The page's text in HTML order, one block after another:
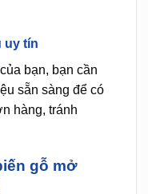
uy tín
bạn, bạn cần
sẵn sàng để có
hàng, tránh
gỗ mở